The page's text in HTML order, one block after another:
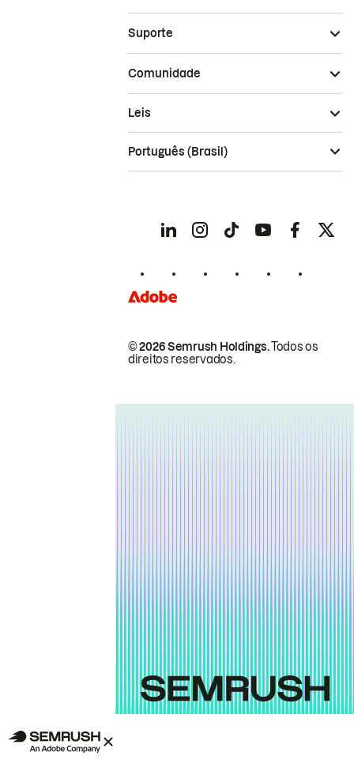
Suporte
Comunidade
© 2026 Semrush Holdings.Todos os
direitos reservados.
Leis
Português (Brasil)